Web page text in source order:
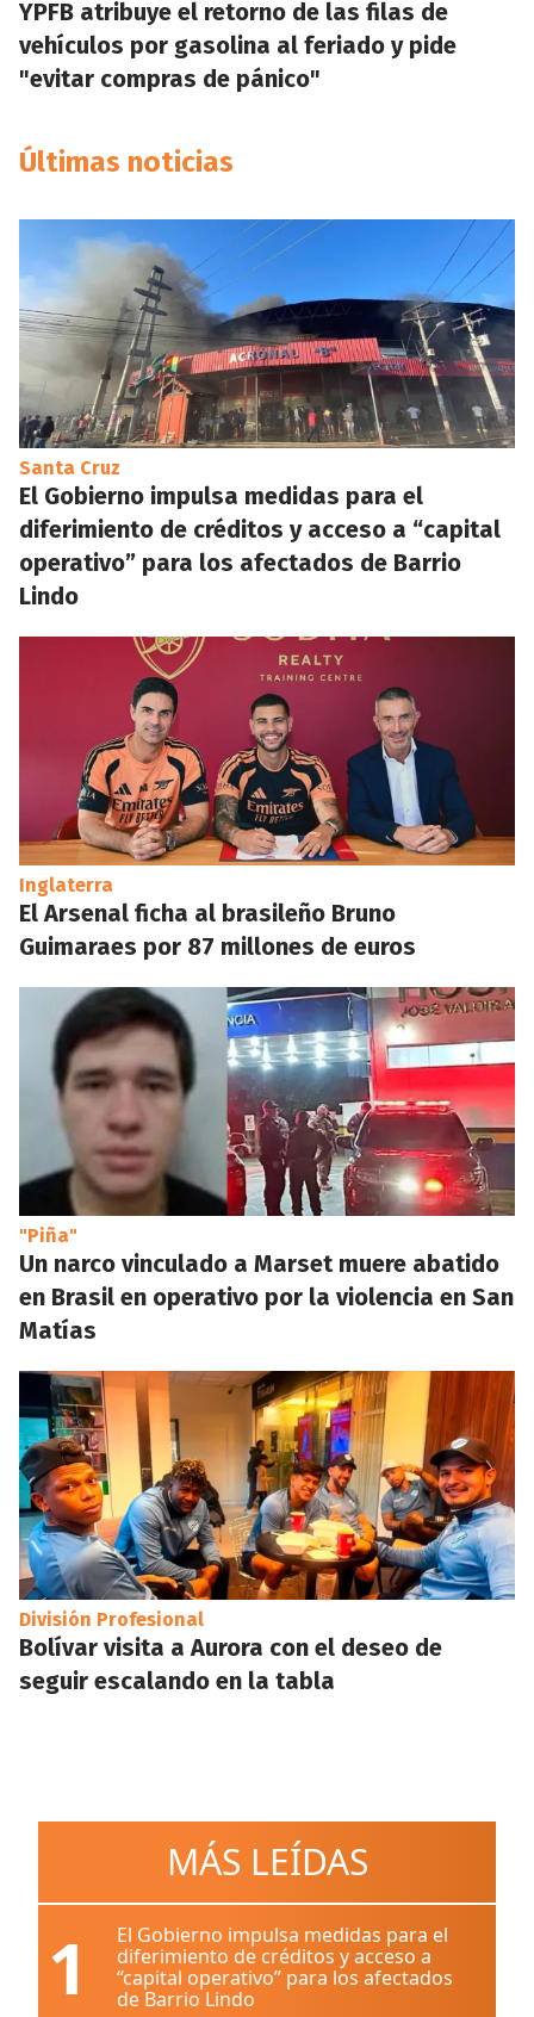
YPFB atribuye el retorno de las filas de
vehículos por gasolina al feriado y pide
"evitar compras de pánico"
Últimas noticias
Santa Cruz
El Gobierno impulsa medidas para el
diferimiento de créditos y acceso a “capital
operativo” para los afectados de Barrio
Lindo
Inglaterra
El Arsenal ficha al brasileño Bruno
Guimaraes por 87 millones de euros
"Piña"
Un narco vinculado a Marset muere abatido
en Brasil en operativo por la violencia en San
Matías
División Profesional
Bolívar visita a Aurora con el deseo de
seguir escalando en la tabla
MÁS LEÍDAS
1
El Gobierno impulsa medidas para el
diferimiento de créditos y acceso a
“capital operativo” para los afectados
de Barrio Lindo